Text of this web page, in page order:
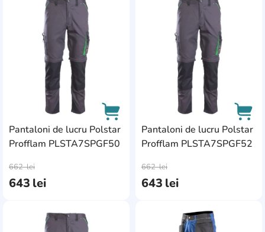
Pantaloni de lucru Polstar
Profflam PLSTA7SPGF50
643 lei
662lei
AddCardToFavourite
Pantaloni de lucru Polstar
Profflam PLSTA7SPGF52
643 lei
662lei
AddCardToFavourite